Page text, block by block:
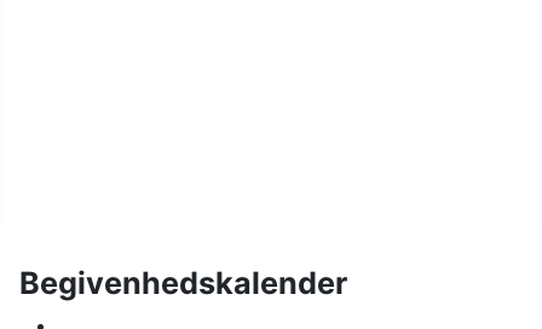
Begivenhedskalender